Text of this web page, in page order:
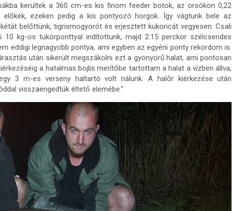
kerültek a 360 cm-es kis finom feeder botok, az orsókon 0,22
ezeken pedig a kis pontyozó horgok. Így vágtunk bele az
belőttünk, tigrismogyorót és erjesztett kukoricát vegyesen. Csali
kg-os tükörponttyal indítottunk, majd 2:15 perckor szélcsendes
eddigi legnagyobb pontya, ami egyben az egyéni ponty rekordom is.
után sikerült megszákolni ezt a gyönyörű halat, ami pontosan
a hatalmas bojlis merítőbe tartottam a halat a vízben állva,
3 m-es verseny haltartó volt nálunk. A halőr kiérkezése után
visszaengedtük éltető elemébe.”